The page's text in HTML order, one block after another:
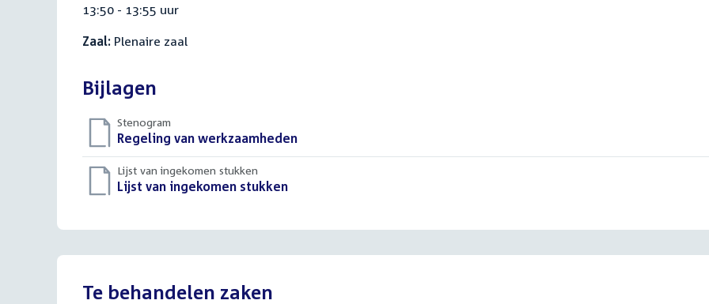
13:50 - 13:55 uur
Zaal: Plenaire zaal
Bijlagen
Stenogram
Download
bestand:
Regeling van werkzaamheden
Lijst van ingekomen stukken
Download
Lijst van ingekomen stukken
Te behandelen zaken